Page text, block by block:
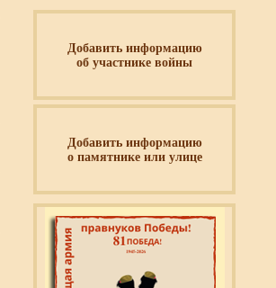
Добавить информацию
об участнике войны
Добавить информацию
о памятнике или улице